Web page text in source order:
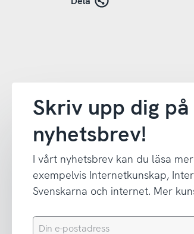
Skriv upp dig
nyhetsbrev!
I vårt nyhetsbrev kan du läsa
exempelvis Internetkunskap,
Svenskarna och internet. Mer
Din